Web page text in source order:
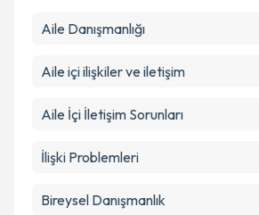
Aile Danışmanlığı
Aile içi ilişkiler ve iletişim
Aile İçi İletişim Sorunları
İlişki Problemleri
Bireysel Danışmanlık